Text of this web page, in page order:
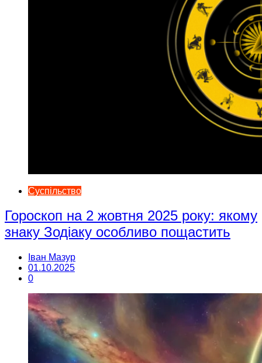
Суспільство
Гороскоп на 2 жовтня 2025 року: якому
знаку Зодіаку особливо пощастить
Іван Мазур
01.10.2025
0